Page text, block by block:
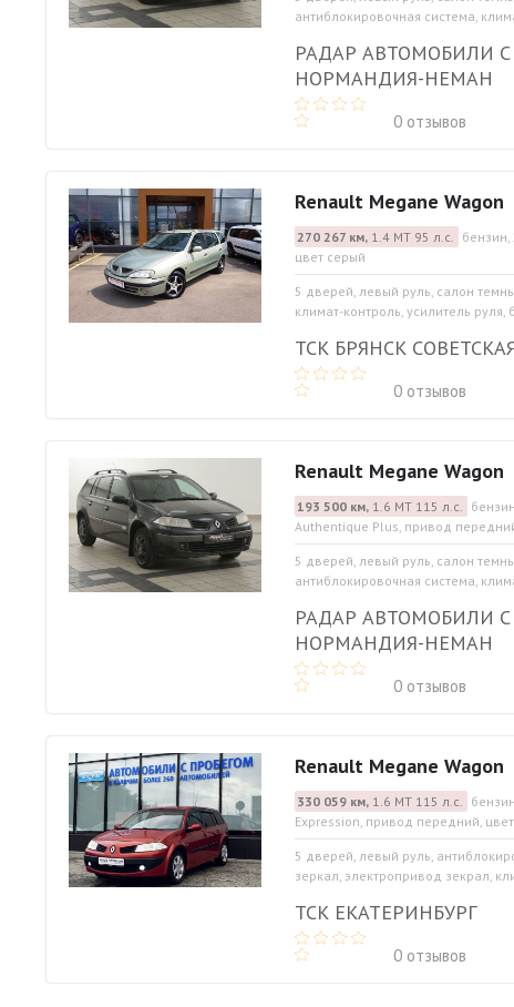
антиблокировочная система,
РАДАР АВТОМОБИЛИ
НОРМАНДИЯ-НЕМАН
0 отзывов
Renault Megane Wagon
270 267 км,1.4 МТ 95 л.с.
цвет серый
5 дверей, левый руль, салон
климат-контроль, усилитель руля,
ТСК БРЯНСК
0 отзывов
Renault Megane Wagon
193 500 км,1.6 МТ 115 л.с.
Authentique Plus, привод
5 дверей, левый руль, салон
антиблокировочная система,
РАДАР АВТОМОБИЛИ
НОРМАНДИЯ-НЕМАН
0 отзывов
Renault Megane Wagon
330 059 км,1.6 МТ 115 л.с.
Expression, привод передний,
5 дверей, левый руль,
зеркал, электропривод зекрал,
ТСК ЕКАТЕРИНБУРГ
0 отзывов